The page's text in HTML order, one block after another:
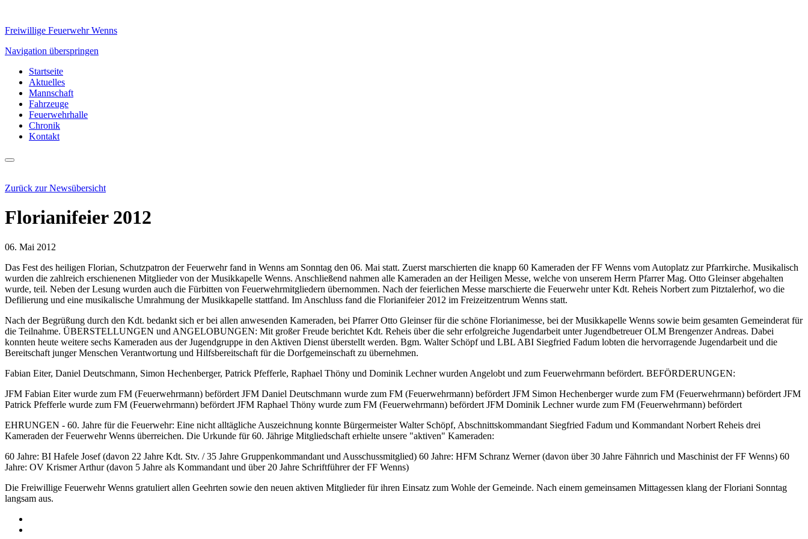
Freiwillige Feuerwehr Wenns
Navigation überspringen
Startseite
Aktuelles
Mannschaft
Fahrzeuge
Feuerwehrhalle
Chronik
Kontakt
Zurück zur Newsübersicht
Florianifeier 2012
06. Mai 2012
Das Fest des heiligen Florian, Schutzpatron der Feuerwehr fand in Wenns am Sonntag den 06. Mai statt. Zuerst marschierten die knapp 60 Kameraden der FF Wenns vom Autoplatz zur Pfarrkirche. Musikalisch
wurden die zahlreich erschienenen Mitglieder von der Musikkapelle Wenns. Anschließend nahmen alle Kameraden an der Heiligen Messe, welche von unserem Herrn Pfarrer Mag. Otto Gleinser abgehalten
wurde, teil. Neben der Lesung wurden auch die Fürbitten von Feuerwehrmitgliedern übernommen. Nach der feierlichen Messe marschierte die Feuerwehr unter Kdt. Reheis Norbert zum Pitztalerhof, wo die
Defilierung und eine musikalische Umrahmung der Musikkapelle stattfand. Im Anschluss fand die Florianifeier 2012 im Freizeitzentrum Wenns statt.
Nach der Begrüßung durch den Kdt. bedankt sich er bei allen anwesenden Kameraden, bei Pfarrer Otto Gleinser für die schöne Florianimesse, bei der Musikkapelle Wenns sowie beim gesamten Gemeinderat für
die Teilnahme. ÜBERSTELLUNGEN und ANGELOBUNGEN: Mit großer Freude berichtet Kdt. Reheis über die sehr erfolgreiche Jugendarbeit unter Jugendbetreuer OLM Brengenzer Andreas. Dabei
konnten heute weitere sechs Kameraden aus der Jugendgruppe in den Aktiven Dienst überstellt werden. Bgm. Walter Schöpf und LBL ABI Siegfried Fadum lobten die hervorragende Jugendarbeit und die
Bereitschaft junger Menschen Verantwortung und Hilfsbereitschaft für die Dorfgemeinschaft zu übernehmen.
Fabian Eiter, Daniel Deutschmann, Simon Hechenberger, Patrick Pfefferle, Raphael Thöny und Dominik Lechner wurden Angelobt und zum Feuerwehrmann befördert. BEFÖRDERUNGEN:
JFM Fabian Eiter wurde zum FM (Feuerwehrmann) befördert JFM Daniel Deutschmann wurde zum FM (Feuerwehrmann) befördert JFM Simon Hechenberger wurde zum FM (Feuerwehrmann) befördert JFM
Patrick Pfefferle wurde zum FM (Feuerwehrmann) befördert JFM Raphael Thöny wurde zum FM (Feuerwehrmann) befördert JFM Dominik Lechner wurde zum FM (Feuerwehrmann) befördert
EHRUNGEN - 60. Jahre für die Feuerwehr: Eine nicht alltägliche Auszeichnung konnte Bürgermeister Walter Schöpf, Abschnittskommandant Siegfried Fadum und Kommandant Norbert Reheis drei
Kameraden der Feuerwehr Wenns überreichen. Die Urkunde für 60. Jährige Mitgliedschaft erhielte unsere "aktiven" Kameraden:
60 Jahre: BI Hafele Josef (davon 22 Jahre Kdt. Stv. / 35 Jahre Gruppenkommandant und Ausschussmitglied) 60 Jahre: HFM Schranz Werner (davon über 30 Jahre Fähnrich und Maschinist der FF Wenns) 60
Jahre: OV Krismer Arthur (davon 5 Jahre als Kommandant und über 20 Jahre Schriftführer der FF Wenns)
Die Freiwillige Feuerwehr Wenns gratuliert allen Geehrten sowie den neuen aktiven Mitglieder für ihren Einsatz zum Wohle der Gemeinde. Nach einem gemeinsamen Mittagessen klang der Floriani Sonntag
langsam aus.